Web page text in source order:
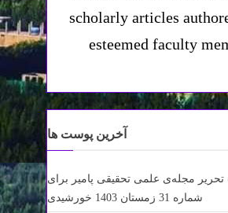
scholarly articles
esteemed faculty
آخرین پوست ها
مجله‌ی علمی تحقیقی پامیر برای
شماره 31 زمستان 1403 خورشیدی